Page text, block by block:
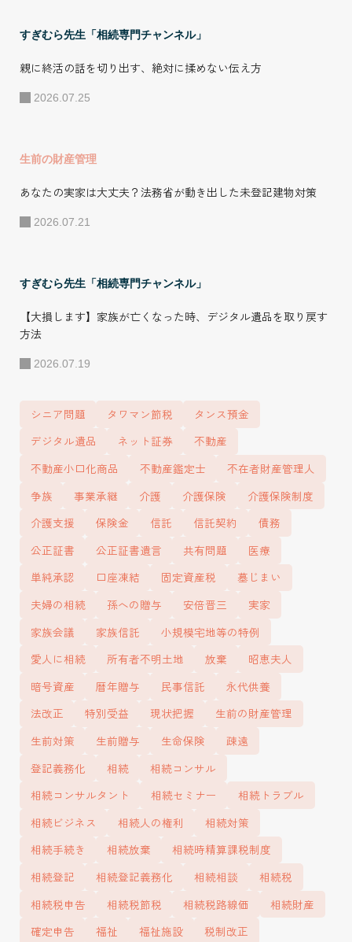
リーグ所属フット
数回、岡山県選手
取締役 株式会社C-
NECT 代表取締役
産運用ミライ相談
所」
すぎむら先生「相続専門チャンネル」
親に終活の話を切り出す、絶対に揉めない伝え方
2026.07.25
生前の財産管理
あなたの実家は大丈夫？法務省が動き出した未登記建物対策
2026.07.21
すぎむら先生「相続専門チャンネル」
【大損します】家族が亡くなった時、デジタル遺品を取り戻す
方法
2026.07.19
シニア問題 タワマン節税
タンス預金
デジタル遺品
ネット証券
不動産
不動産小口化商品
不動産鑑定士
不在者財産管理人
争族
事業承継 介護 介護保険
介護保険制度
介護支援
保険金 信託 信託契約
債務
公正証書
公正証書遺言 共有問題
医療
単純承認
口座凍結 固定資産税
墓じまい
夫婦の相続
孫への贈与 安倍晋三
実家
家族会議
家族信託
小規模宅地等の特例
愛人に相続
所有者不明土地 放棄
昭恵夫人
暗号資産
暦年贈与 民事信託
永代供養
法改正
特別受益 現状把握
生前の財産管理
生前対策
生前贈与 生命保険
疎遠
登記義務化
相続
相続コンサル
相続コンサルタント
相続セミナー
相続トラブル
相続ビジネス
相続人の権利
相続対策
相続手続き
相続放棄
相続時精算課税制度
相続登記
相続登記義務化 相続相談
相続税
相続税申告
相続税節税 相続税路線価
相続財産
確定申告
福祉 福祉施設
税制改正